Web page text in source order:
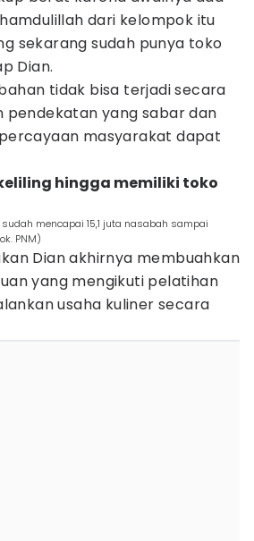
dari kelompok itu
sekarang sudah punya toko
Dian.
tidak bisa terjadi secara
pendekatan yang sabar dan
masyarakat dapat
hingga memiliki toko
mencapai 15,1 juta nasabah sampai
PNM)
Dian akhirnya membuahkan
yang mengikuti pelatihan
usaha kuliner secara